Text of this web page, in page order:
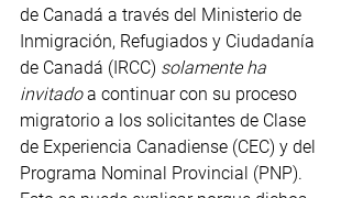
de Canadá a través del Ministerio de
Inmigración, Refugiados y Ciudadanía
de Canadá (IRCC) solamente ha
invitado a continuar con su proceso
migratorio a los solicitantes de Clase
de Experiencia Canadiense (CEC) y del
Programa Nominal Provincial (PNP).